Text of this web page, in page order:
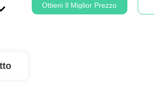
Ottieni Il Miglior Prezzo